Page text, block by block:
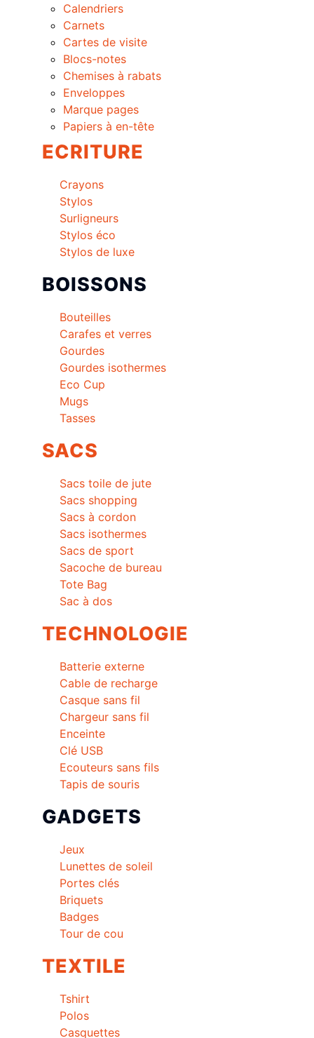
Calendriers
Carnets
Cartes de visite
Blocs-notes
Chemises à rabats
Enveloppes
Marque pages
Papiers à en-tête
ECRITURE
Crayons
Stylos
Surligneurs
Stylos éco
Stylos de luxe
BOISSONS
Bouteilles
Carafes et verres
Gourdes
Gourdes isothermes
Eco Cup
Mugs
Tasses
SACS
Sacs toile de jute
Sacs shopping
Sacs à cordon
Sacs isothermes
Sacs de sport
Sacoche de bureau
Tote Bag
Sac à dos
TECHNOLOGIE
Batterie externe
Cable de recharge
Casque sans fil
Chargeur sans fil
Enceinte
Clé USB
Ecouteurs sans fils
Tapis de souris
GADGETS
Jeux
Lunettes de soleil
Portes clés
Briquets
Badges
Tour de cou
TEXTILE
Tshirt
Polos
Casquettes